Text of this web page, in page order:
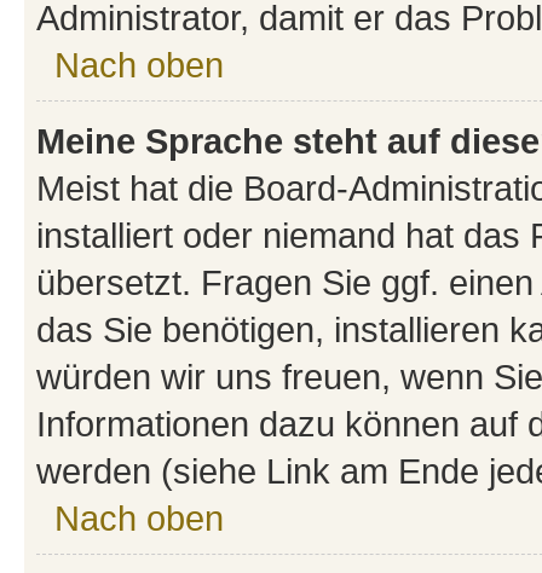
Administrator, damit er das
Nach oben
Meine Sprache steht auf
Meist hat die Board-
installiert oder niemand hat das
übersetzt. Fragen Sie ggf.
das Sie benötigen, installieren
würden wir uns freuen, wenn
Informationen dazu können auf
werden (siehe Link am Ende
Nach oben